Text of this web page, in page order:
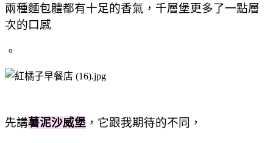
兩種麵包體都有十足的香氣，千層堡更多了一點層
次的口感
。
先講薯泥沙威堡 ，它跟我期待的不同，